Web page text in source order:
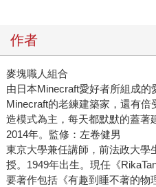
作者
麥塊職人組合
由日本Minecraft愛好者所組成
Minecraft的老練建築家，還有倍
造模式為主，每天都默默的蓋著
2014年。 監修：左卷健男
東京大學兼任講師，前法政大學
授。1949年出生。現任《
要著作包括《有趣到睡不著的物